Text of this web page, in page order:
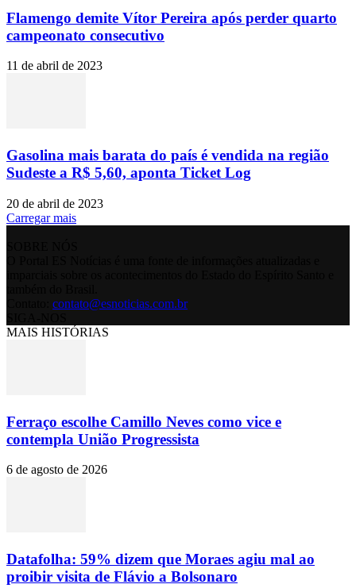
Flamengo demite Vítor Pereira após perder quarto
campeonato consecutivo
11 de abril de 2023
Gasolina mais barata do país é vendida na região
Sudeste a R$ 5,60, aponta Ticket Log
20 de abril de 2023
Carregar mais
contato@esnoticias.com.br
MAIS HISTÓRIAS
Ferraço escolhe Camillo Neves como vice e
contempla União Progressista
6 de agosto de 2026
Datafolha: 59% dizem que Moraes agiu mal ao
proibir visita de Flávio a Bolsonaro